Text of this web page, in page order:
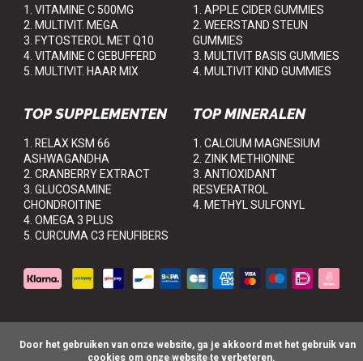
1. VITAMINE C 500MG
2. MULTIVIT. MEGA
3. FYTOSTEROL MET Q10
4. VITAMINE C GEBUFFERD
5. MULTIVIT. HAAR MIX
1. APPLE CIDER GUMMIES
2. WEERSTAND STEUN
GUMMIES
3. MULTIVIT BASIS GUMMIES
4. MULTIVIT KIND GUMMIES
TOP SUPPLEMENTEN
1. RELAX KSM 66
ASHWAGANDHA
2. CRANBERRY EXTRACT
3. GLUCOSAMINE
CHONDROITINE
4. OMEGA 3 PLUS
5. CURCUMA C3 FENUFIBERS
TOP MINERALEN
1. CALCIUM MAGNESIUM
2. ZINK METHIONINE
3. ANTIOXIDANT
RESVERATROL
4. METHYL SULFONYL
cookies om onze website te verbeteren.